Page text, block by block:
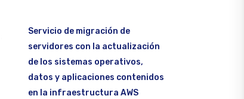
Servicio de migración de
servidores con la actualización
de los sistemas operativos,
datos y aplicaciones contenidos
en la infraestructura AWS